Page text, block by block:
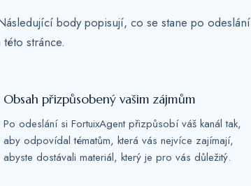
body popisují, co se stane po odeslání
stránce.
Obsah přizpůsobený vašim zájmům
Po odeslání si FortuixAgent přizpůsobí váš kanál tak,
aby odpovídal tématům, která vás nejvíce zajímají,
abyste dostávali materiál, který je pro vás důležitý.